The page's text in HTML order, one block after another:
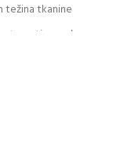
težina tkanine
pamuk